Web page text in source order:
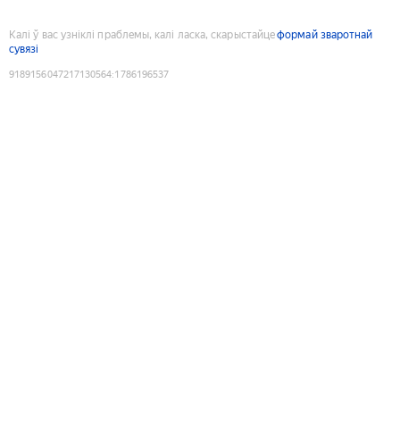
Калі ў вас узніклі праблемы, калі ласка, скарыстайцеформай зваротнай
сувязі
9189156047217130564:1786196537